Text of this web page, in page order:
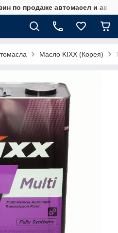
по продаже автомасел и
Масло KIXX (Корея)